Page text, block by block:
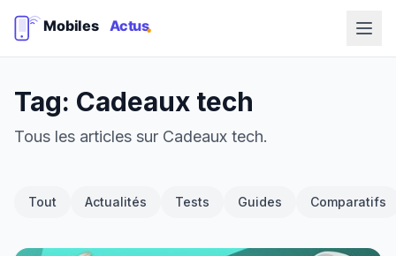
Tag: Cadeaux tech
Tous les articles sur Cadeaux tech.
Tout Actualités Tests Guides Comparatifs